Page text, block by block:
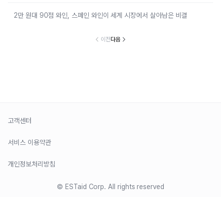
2만 원대 90점 와인, 스페인 와인이 세계 시장에서 살아남은 비결
이전다음
고객센터
서비스 이용약관
개인정보처리방침
© ESTaid Corp. All rights reserved